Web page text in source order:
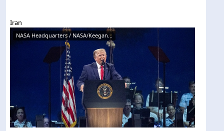
Iran
NASA Headquarters / NASA/Keegan...